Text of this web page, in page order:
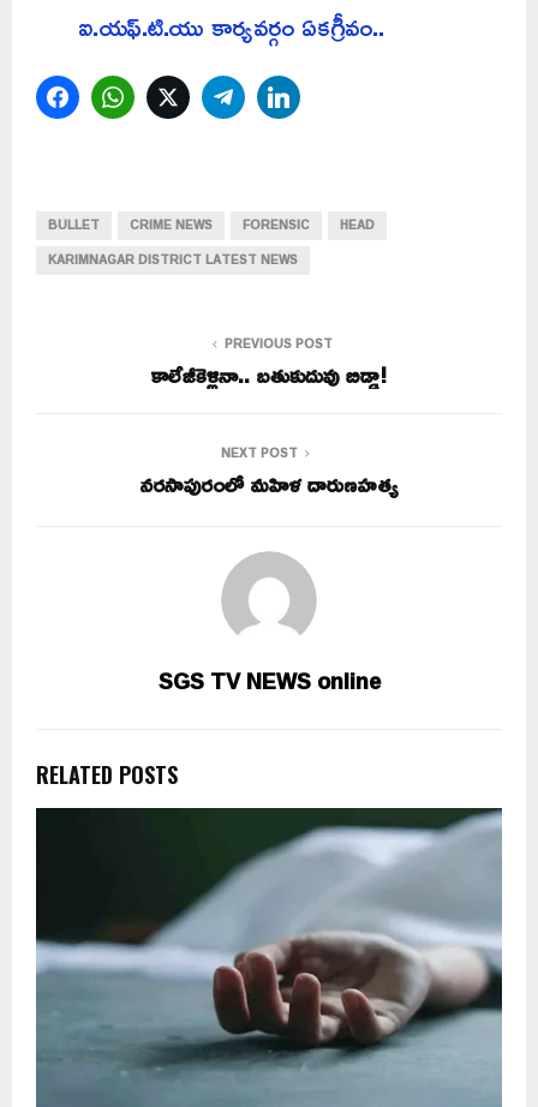
ఐ.యఫ్.టి.యు కార్యవర్గం ఏకగ్రీవం..
FacebookWhatsAppTwitterTelegram
BULLET CRIME NEWS FORENSIC
HEAD
KARIMNAGAR DISTRICT LATEST NEWS
PREVIOUS POST
కాలేజీకెళ్లినా.. బతుకుదువు బిడ్డా!
NEXT POST
నరసాపురంలో మహిళ దారుణహత్య
SGS TV NEWS online
RELATED POSTS